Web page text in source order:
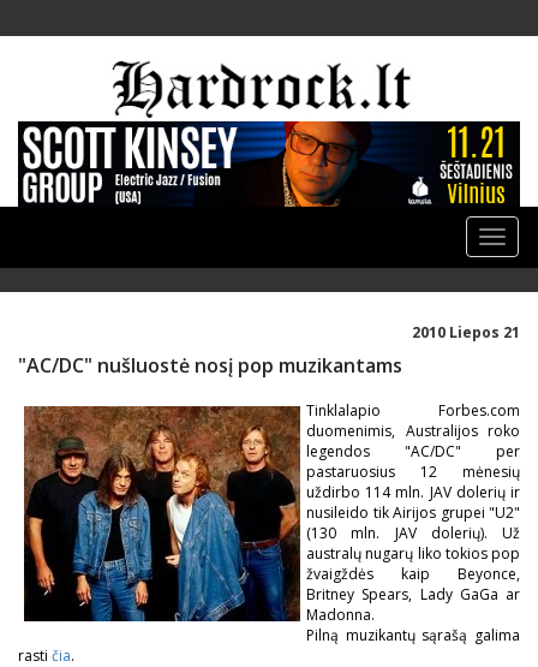
Toggle
2010 Liepos 21
"AC/DC" nušluostė nosį pop muzikantams
Tinklalapio Forbes.com
duomenimis, Australijos roko
legendos "AC/DC" per
pastaruosius 12 mėnesių
uždirbo 114 mln. JAV dolerių ir
nusileido tik Airijos grupei "U2"
(130 mln. JAV dolerių). Už
australų nugarų liko tokios pop
žvaigždės kaip Beyonce,
Britney Spears, Lady GaGa ar
Madonna.
Pilną muzikantų sąrašą galima
rasti čia.